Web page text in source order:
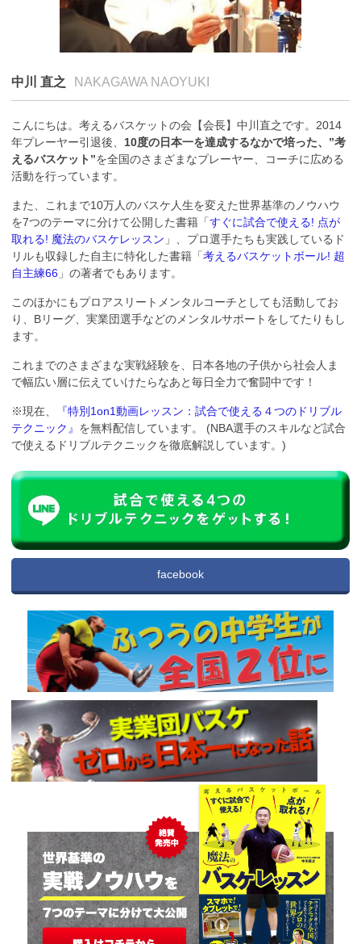
中川 直之 NAKAGAWA NAOYUKI
こんにちは。考えるバスケットの会【会長】中川直之です。2014
年プレーヤー引退後、 10度の日本一を達成するなかで培った、”考
えるバスケット”を全国のさまざまなプレーヤー、コーチに広める
活動を行っています。
また、これまで10万人のバスケ人生を変えた世界基準のノウハウ
を7つのテーマに分けて公開した書籍「すぐに試合で使える! 点が
取れる! 魔法のバスケレッスン 」、プロ選手たちも実践しているド
リルも収録した自主に特化した書籍「考えるバスケットボール! 超
自主練66 」の著者でもあります。
このほかにもプロアスリートメンタルコーチとしても活動してお
り、Bリーグ、実業団選手などのメンタルサポートをしてたりもし
ます。
これまでのさまざまな実戦経験を、日本各地の子供から社会人ま
で幅広い層に伝えていけたらなあと毎日全力で奮闘中です！
※現在、
『特別1on1動画レッスン：試合で使える４つのドリブル
テクニック』 を無料配信しています。 (NBA選手のスキルなど試合
で使えるドリブルテクニックを徹底解説しています。)
facebook